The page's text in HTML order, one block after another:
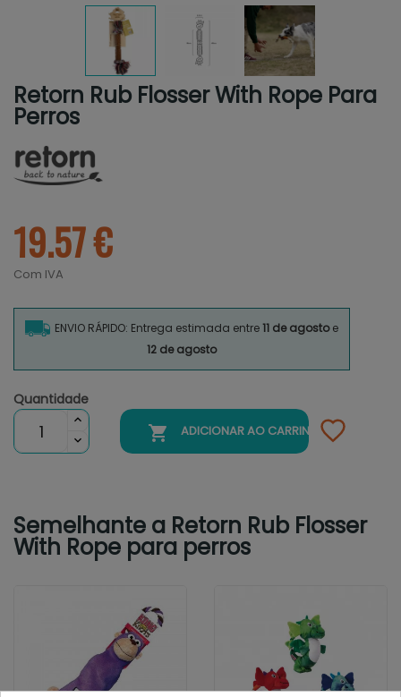
Retorn Rub Flosser With Rope Para
Perros
19.57 €
Com IVA
ENVIO RÁPIDO: Entrega estimada entre11 de agostoe
12 de agosto
Quantidade
 ADICIONAR AO CARRINHO
Semelhante a Retorn Rub Flosser
With Rope para perros